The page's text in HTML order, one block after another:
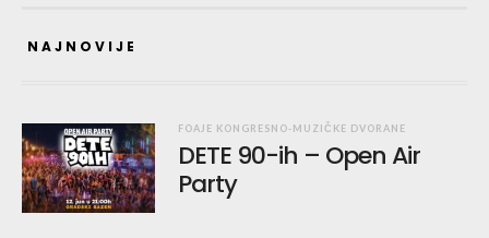
NAJNOVIJE
FOAJE KONGRESNO-MUZIČKE DVORANE
DETE 90-ih – Open Air
Party